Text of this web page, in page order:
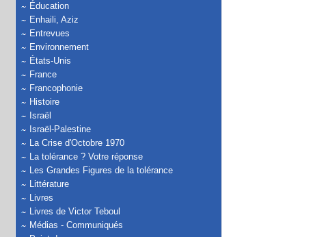
Éducation
Enhaili, Aziz
Entrevues
Environnement
États-Unis
France
Francophonie
Histoire
Israël
Israël-Palestine
La Crise d'Octobre 1970
La tolérance ? Votre réponse
Les Grandes Figures de la tolérance
Littérature
Livres
Livres de Victor Teboul
Médias - Communiqués